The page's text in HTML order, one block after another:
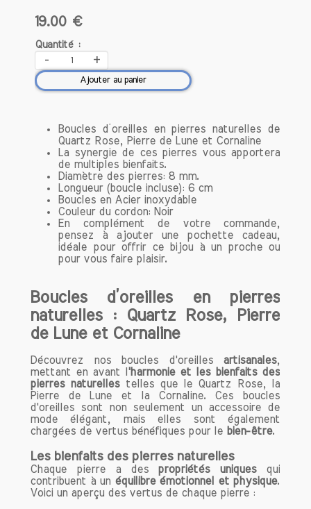
Aujourd'hui, la cornaline continue d'être
prisée non seulement pour sa beauté,
mais aussi pour ses vertus énergétiques
et émotionnelles dans le domaine de la
lithothérapie. On lui attribue des
favorisant la motivation et
l'enthousiasme. Les praticiens de la
lithothérapie recommandent souvent la
cornaline pour ceux qui cherchent à
renforcer leur confiance en eux et à
stimuler leur créativité.
En résumé, la cornaline est bien plus
qu'une simple gemme; elle est un
symbole riche d'histoire et de
propriétés protectrices, son rôle dans
l'expression artistique ou son utilisation
en lithothérapie, la cornaline continue de
Si vous cherchez une pierre qui allie
beauté et puissance spirituelle, la
cornaline est un excellent choix.
Origine et Composition de la
Cornaline
La cornaline est une variété de
calcédoine, qui est elle-même une forme
microcristalline de silice. Sa couleur peut
varier du jaune orangé au rouge
19.00 €
Quantité :
- +
Ajouter au panier
Boucles d’oreilles en pierres naturelles de
Quartz Rose, Pierre de Lune et Cornaline
La synergie de ces pierres vous apportera
de multiples bienfaits.
Diamètre des pierres: 8 mm.
Longueur (boucle incluse): 6 cm
Boucles en Acier inoxydable
Couleur du cordon: Noir
En complément de votre commande,
pensez à ajouter une pochette cadeau,
idéale pour offrir ce bijou à un proche ou
pour vous faire plaisir.
Boucles d’oreilles en pierres
naturelles : Quartz Rose, Pierre
de Lune et Cornaline
Découvrez nos boucles d'oreilles artisanales,
mettant en avant l 'harmonie et les bienfaits des
pierres naturellestelles que le Quartz Rose, la
Pierre de Lune et la Cornaline. Ces boucles
d'oreilles sont non seulement un accessoire de
mode élégant, mais elles sont également
chargées de vertus bénéfiques pour le bien-être.
Les bienfaits des pierres naturelles
Chaque pierre a des propriétés uniquesqui
contribuent à un équilibre émotionnel et physique.
Voici un aperçu des vertus de chaque pierre :